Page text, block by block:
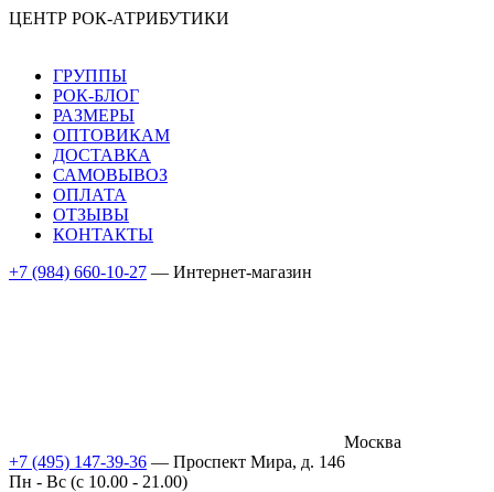
ЦЕНТР РОК-АТРИБУТИКИ
ГРУППЫ
РОК-БЛОГ
РАЗМЕРЫ
ОПТОВИКАМ
ДОСТАВКА
САМОВЫВОЗ
ОПЛАТА
ОТЗЫВЫ
КОНТАКТЫ
+7 (984) 660-10-27 — Интернет-магазин
Москва
+7 (495) 147-39-36 — Проспект Мира, д. 146
Пн - Вс (c 10.00 - 21.00)